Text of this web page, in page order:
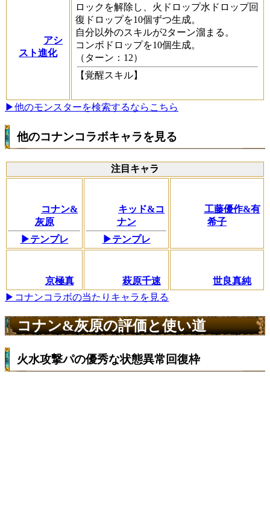
アシ
スト進化
ロックを解除し、火ドロップ水ドロップ回
復ドロップを10個ずつ生成。
自分以外のスキルが2ターン溜まる。
コンボドロップを10個生成。
（ターン：12）
【覚醒スキル】
▶他のモンスターを検索するならこちら
他のコナンコラボキャラを見る
注目キャラ
コナン&
灰原
▶テンプレ
キッド&コ
ナン
▶テンプレ
工藤優作&有
希子
京極真 萩原千速
世良真純
▶コナンコラボの当たりキャラを見る
コナン&灰原の評価と使い道
火水攻撃パの優秀な状態異常回復枠